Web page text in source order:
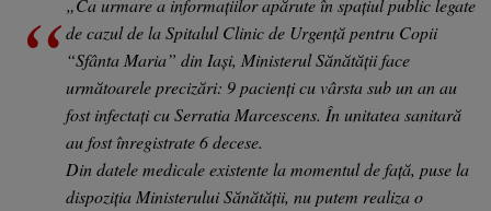
„Ca urmare a informațiilor apărute în spațiul public legate
de cazul de la Spitalul Clinic de Urgență pentru Copii
“Sfânta Maria” din Iași, Ministerul Sănătății face
următoarele precizări: 9 pacienți cu vârsta sub un an au
fost infectați cu Serratia Marcescens. În unitatea sanitară
au fost înregistrate 6 decese.
Din datele medicale existente la momentul de față, puse la
dispoziția Ministerului Sănătății, nu putem realiza o